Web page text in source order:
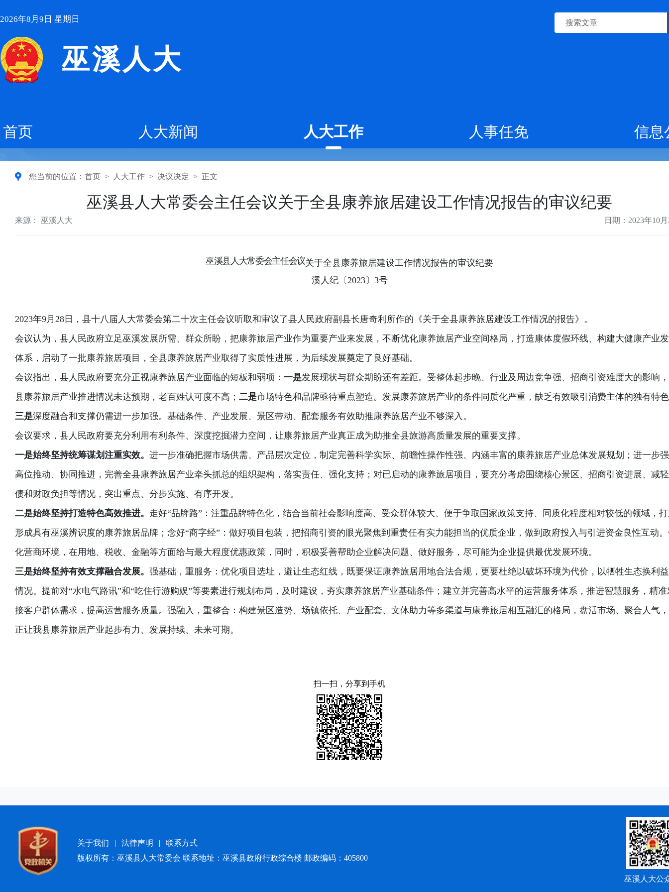
2026年8月9日 星期日
巫溪人大
首页 人大新闻 人大工作 人事任免 信息
您当前的位置： 首页 > 人大工作 > 决议决定 > 正文
巫溪县人大常委会主任会议关于全县康养旅居建设工作情况报告的审议纪要
来源： 巫溪人大 日期：2023年10
巫溪县人大常委会主任会议关于全县康养旅居建设工作情况报告的审议纪要
溪人纪〔2023〕3号
2023年9月28日，县十八届人大常委会第二十次主任会议听取和审议了县人民政府副县长唐奇利所作的《关于全县康养旅居建设工作情况的报告》。
会议认为，县人民政府立足巫溪发展所需、群众所盼，把康养旅居产业作为重要产业来发展，不断优化康养旅居产业空间格局，打造康体度假环线、构建大健康产业
体系，启动了一批康养旅居项目，全县康养旅居产业取得了实质性进展，为后续发展奠定了良好基础。
会议指出，县人民政府要充分正视康养旅居产业面临的短板和弱项： 一是发展现状与群众期盼还有差距。受整体起步晚、行业及周边竞争强、招商引资难度大的影响
县康养旅居产业推进情况未达预期，老百姓认可度不高； 二是市场特色和品牌亟待重点塑造。发展康养旅居产业的条件同质化严重，缺乏有效吸引消费主体的独有特
三是深度融合和支撑仍需进一步加强。基础条件、产业发展、景区带动、配套服务有效助推康养旅居产业不够深入。
会议要求，县人民政府要充分利用有利条件、深度挖掘潜力空间，让康养旅居产业真正成为助推全县旅游高质量发展的重要支撑。
一是始终坚持统筹谋划注重实效。 进一步准确把握市场供需、产品层次定位，制定完善科学实际、前瞻性操作性强、内涵丰富的康养旅居产业总体发展规划；进一步
高位推动、协同推进，完善全县康养旅居产业牵头抓总的组织架构，落实责任、强化支持；对已启动的康养旅居项目，要充分考虑围绕核心景区、招商引资进展、减
债和财政负担等情况，突出重点、分步实施、有序开发。
二是始终坚持打造特色高效推进。 走好“品牌路”：注重品牌特色化，结合当前社会影响度高、受众群体较大、便于争取国家政策支持、同质化程度相对较低的领域，
形成具有巫溪辨识度的康养旅居品牌；念好“商字经”：做好项目包装，把招商引资的眼光聚焦到重责任有实力能担当的优质企业，做到政府投入与引进资金良性互动
化营商环境，在用地、税收、金融等方面给与最大程度优惠政策，同时，积极妥善帮助企业解决问题、做好服务，尽可能为企业提供最优发展环境。
三是始终坚持有效支撑融合发展。 强基础，重服务：优化项目选址，避让生态红线，既要保证康养旅居用地合法合规，更要杜绝以破坏环境为代价，以牺牲生态换利
情况。提前对“水电气路讯”和“吃住行游购娱”等要素进行规划布局，及时建设，夯实康养旅居产业基础条件；建立并完善高水平的运营服务体系，推进智慧服务，精准
接客户群体需求，提高运营服务质量。强融入，重整合：构建景区造势、场镇依托、产业配套、文体助力等多渠道与康养旅居相互融汇的格局，盘活市场、聚合人气
正让我县康养旅居产业起步有力、发展持续、未来可期。
扫一扫，分享到手机
关于我们 | 法律声明 |
联系方式
版权所有：巫溪县人大常委会 联系地址：巫溪县政府行政综合楼 邮政编码：405800
巫溪人大公